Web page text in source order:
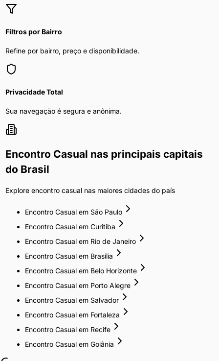
Filtros por Bairro
Refine por bairro, preço e disponibilidade.
Privacidade Total
Sua navegação é segura e anônima.
Encontro Casual nas principais capitais
do Brasil
Explore encontro casualnas maiores cidades do país
Encontro Casualem São Paulo
Encontro Casualem Curitiba
Encontro Casualem Rio de Janeiro
Encontro Casualem Brasília
Encontro Casualem Belo Horizonte
Encontro Casualem Porto Alegre
Encontro Casualem Salvador
Encontro Casualem Fortaleza
Encontro Casualem Recife
Encontro Casualem Goiânia